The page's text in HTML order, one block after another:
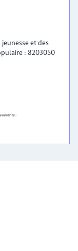
et des
: 8203050